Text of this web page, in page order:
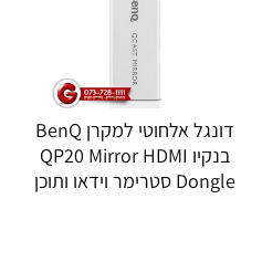
דונגל אלחוטי למקרן BenQ
בנקיו QP20 Mirror HDMI
Dongle סטרימר וידאו ותוכן